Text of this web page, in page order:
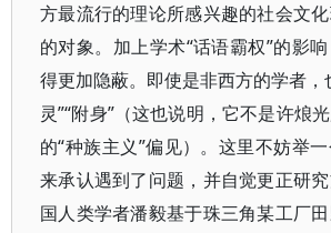
方最流行的理论所感兴趣的社会文
的对象。加上学术“话语霸权”的影
得更加隐蔽。即使是非西方的学者，
灵”“附身”（这也说明，它不是许烺
的“种族主义”偏见）。这里不妨举
来承认遇到了问题，并自觉更正研
国人类学者潘毅基于珠三角某工厂